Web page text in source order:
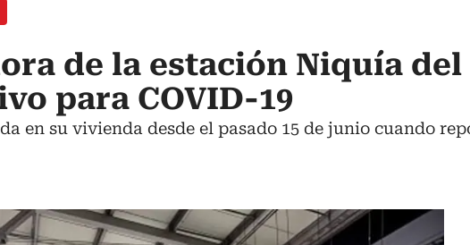
de la estación Niquía
para COVID-19
en su vivienda desde el pasado 15 de junio cuando